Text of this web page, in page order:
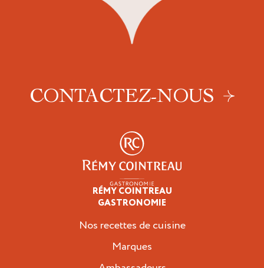
CONTACTEZ-NOUS
RÉMY COINTREAU
GASTRONOMIE
Nos recettes de cuisine
Marques